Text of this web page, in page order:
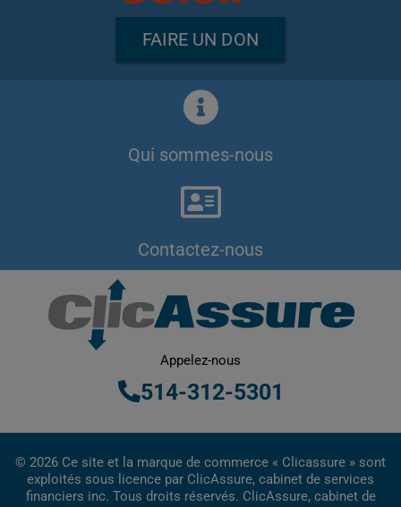
FAIRE UN DON
Qui sommes-nous
Contactez-nous
Appelez-nous
514-312-5301
© 2026 Ce site et la marque de commerce « Clicassure » sont
exploités sous licence par ClicAssure, cabinet de services
financiers inc. Tous droits réservés. ClicAssure, cabinet de